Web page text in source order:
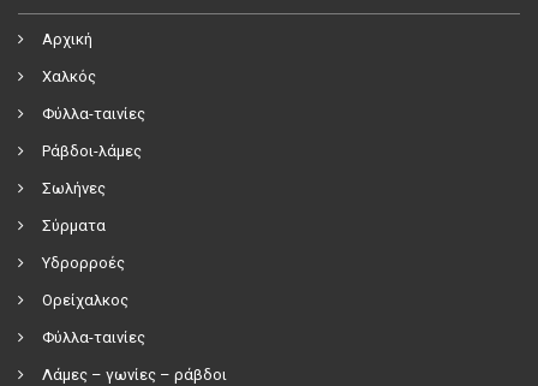
Αρχική
Χαλκός
Φύλλα-ταινίες
Ράβδοι-λάμες
Σωλήνες
Σύρματα
Υδρορροές
Ορείχαλκος
Φύλλα-ταινίες
Λάμες – γωνίες – ράβδοι